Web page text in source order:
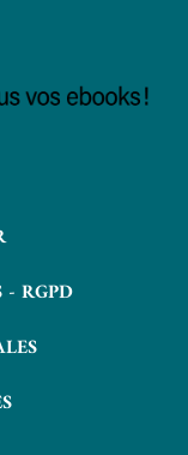
- RGPD